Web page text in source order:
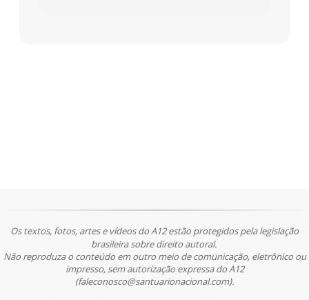
Os textos, fotos, artes e vídeos do A12 estão protegidos pela legislação
brasileira sobre direito autoral.
Não reproduza o conteúdo em outro meio de comunicação, eletrônico ou
impresso, sem autorização expressa do A12
(faleconosco@santuarionacional.com).